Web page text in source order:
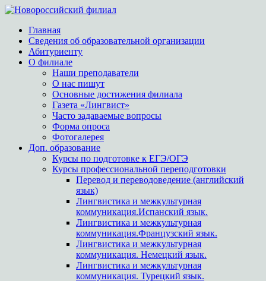
Главная
Сведения об образовательной организации
Абитуриенту
О филиале
Наши преподаватели
О нас пишут
Основные достижения филиала
Газета «Лингвист»
Часто задаваемые вопросы
Форма опроса
Фотогалерея
Доп. образование
Курсы по подготовке к ЕГЭ/ОГЭ
Курсы профессиональной переподготовки
Перевод и переводоведение (английский
язык)
Лингвистика и межкультурная
коммуникация.Испанский язык.
Лингвистика и межкультурная
коммуникация.Французский язык.
Лингвистика и межкультурная
коммуникация. Немецкий язык.
Лингвистика и межкультурная
коммуникация. Турецкий язык.